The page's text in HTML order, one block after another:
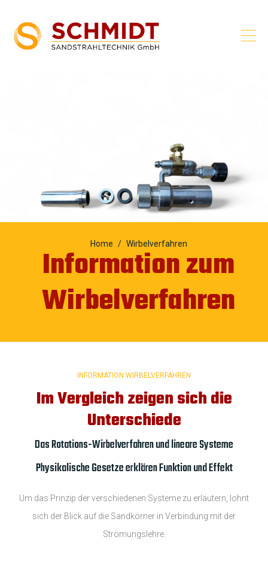
Home Wirbelverfahren
Information zum
Wirbelverfahren
INFORMATION WIRBELVERFAHREN
Im Vergleich zeigen sich die
Unterschiede
Das Rotations-Wirbelverfahren und lineare Systeme
Physikalische Gesetze erklären Funktion und Effekt
Um das Prinzip der verschiedenen Systeme zu erläutern, lohnt
sich der Blick auf die Sandkörner in Verbindung mit der
Strömungslehre.